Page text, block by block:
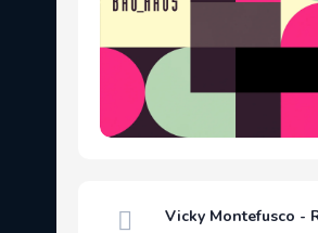
Vicky Montefusco -